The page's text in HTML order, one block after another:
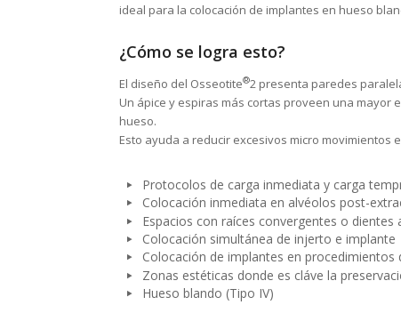
ideal para la colocación de implantes en hueso
¿Cómo se logra esto?
El diseño del Osseotite®2 presenta paredes
Un ápice y espiras más cortas proveen una mayor
hueso.
Esto ayuda a reducir excesivos micro movimientos
Protocolos de carga inmediata y carga
Colocación inmediata en alvéolos post-
Espacios con raíces convergentes o dientes
Colocación simultánea de injerto e implante
Colocación de implantes en procedimientos
Zonas estéticas donde es cláve la
Hueso blando (Tipo IV)